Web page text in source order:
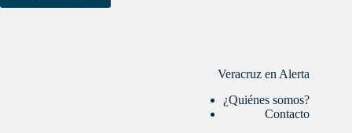
Veracruz en Alerta
¿Quiénes somos?
Contacto